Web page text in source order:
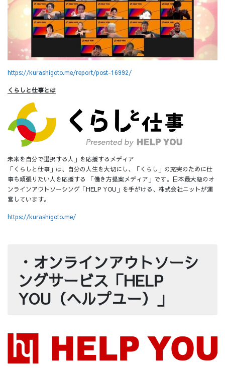
https://kurashigoto.me/report/post-16992/
くらしと仕事とは
未来を自分で選択する人」を応援するメディア
「くらしと仕事」は、自分の人生を大切にし、「くらし」の充実のために仕
事も頑張りたい人を応援する 「働き方提案メディア」です。日本最大級のオ
ンラインアウトソーシング「HELP YOU」を手がける、株式会社ニットが運
営しています。
https://kurashigoto.me/
・オンラインアウトソーシ
ングサービス「HELP
YOU（ヘルプユー）」